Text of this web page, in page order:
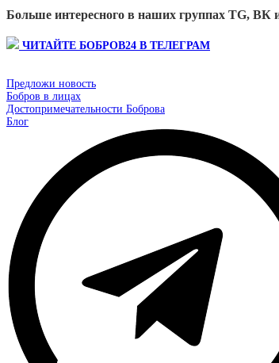
Больше интересного в наших группах TG, ВК
ЧИТАЙТЕ БОБРОВ24 В ТЕЛЕГРАМ
Предложи новость
Бобров в лицах
Достопримечательности Боброва
Блог